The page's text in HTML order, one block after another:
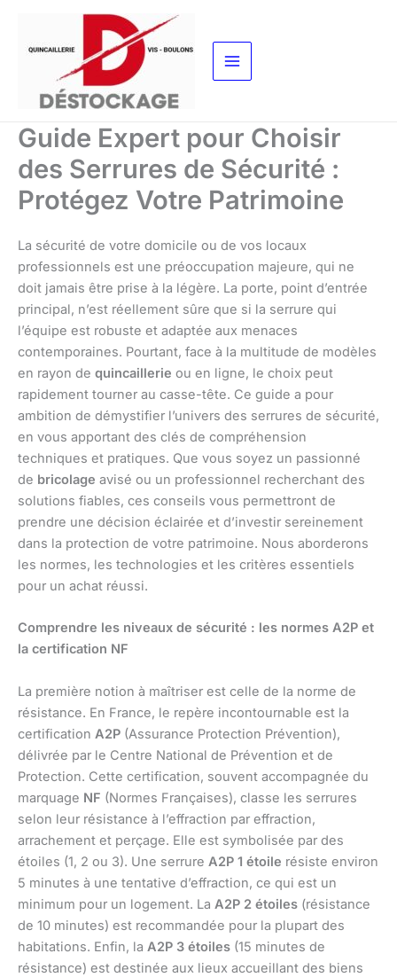
contenu
Guide Expert pour Choisir
des Serrures de Sécurité :
Protégez Votre Patrimoine
La sécurité de votre domicile ou de vos locaux
professionnels est une préoccupation majeure, qui ne
doit jamais être prise à la légère. La porte, point d’entrée
principal, n’est réellement sûre que si la serrure qui
l’équipe est robuste et adaptée aux menaces
contemporaines. Pourtant, face à la multitude de modèles
en rayon de quincaillerie ou en ligne, le choix peut
rapidement tourner au casse-tête. Ce guide a pour
ambition de démystifier l’univers des serrures de sécurité,
en vous apportant des clés de compréhension
techniques et pratiques. Que vous soyez un passionné
de bricolage avisé ou un professionnel recherchant des
solutions fiables, ces conseils vous permettront de
prendre une décision éclairée et d’investir sereinement
dans la protection de votre patrimoine. Nous aborderons
les normes, les technologies et les critères essentiels
pour un achat réussi.
Comprendre les niveaux de sécurité : les normes A2P et
la certification NF
La première notion à maîtriser est celle de la norme de
résistance. En France, le repère incontournable est la
certification A2P (Assurance Protection Prévention),
délivrée par le Centre National de Prévention et de
Protection. Cette certification, souvent accompagnée du
marquage NF (Normes Françaises), classe les serrures
selon leur résistance à l’effraction par effraction,
arrachement et perçage. Elle est symbolisée par des
étoiles (1, 2 ou 3). Une serrure A2P 1 étoile résiste environ
5 minutes à une tentative d’effraction, ce qui est un
minimum pour un logement. La A2P 2 étoiles (résistance
de 10 minutes) est recommandée pour la plupart des
habitations. Enfin, la A2P 3 étoiles (15 minutes de
résistance) est destinée aux lieux accueillant des biens